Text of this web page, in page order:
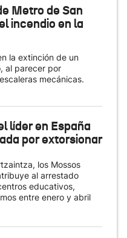
Metro de San
incendio en la
la extinción de un
al parecer por
mecánicas.
líder en España
por extorsionar
los Mossos
al arrestado
educativos,
entre enero y abril